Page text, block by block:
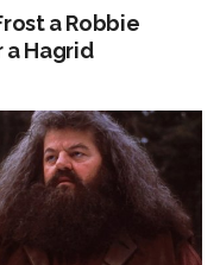
a Robbie
Hagrid